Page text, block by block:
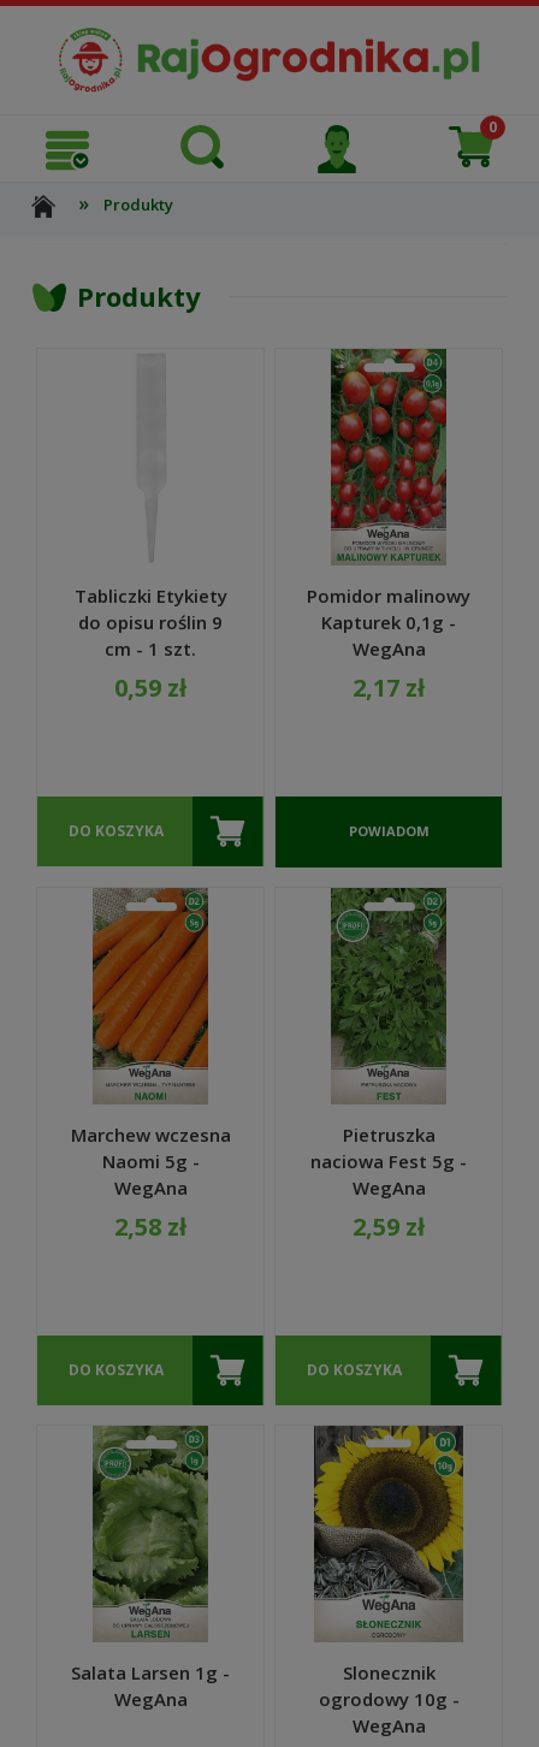
» Produkty
Produkty
Tabliczki Etykiety
do opisu roślin 9
cm - 1 szt.
0,59 zł
DO KOSZYKA
Pomidor malinowy
Kapturek 0,1g -
WegAna
2,17 zł
POWIADOM
DOSTĘPNOŚCI
Marchew wczesna
Naomi 5g -
WegAna
2,58 zł
DO KOSZYKA
Pietruszka
naciowa Fest 5g -
WegAna
2,59 zł
DO KOSZYKA
Salata Larsen 1g -
WegAna
Slonecznik
ogrodowy 10g -
WegAna